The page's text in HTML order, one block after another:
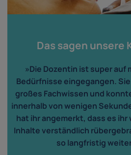
Das sagen unsere
»Die Dozentin ist super auf
Bedürfnisse eingegangen.
großes Fachwissen und
innerhalb von wenigen
hat ihr angemerkt, dass es
Inhalte verständlich
so langfristig